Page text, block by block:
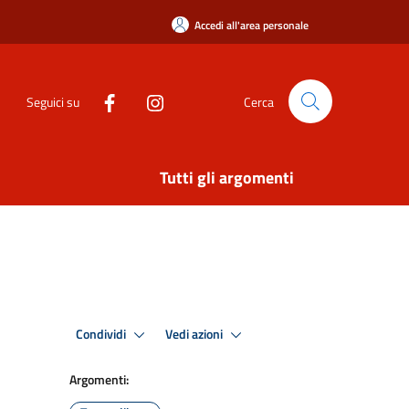
Accedi all'area personale
Seguici su Cerca
Tutti gli argomenti
Condividi Vedi azioni
Argomenti: